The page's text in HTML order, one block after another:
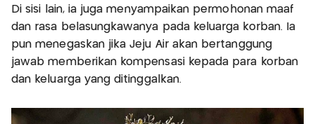
Di sisi lain, ia juga menyampaikan permohonan maaf
dan rasa belasungkawanya pada keluarga korban. Ia
pun menegaskan jika Jeju Air akan bertanggung
jawab memberikan kompensasi kepada para korban
dan keluarga yang ditinggalkan.